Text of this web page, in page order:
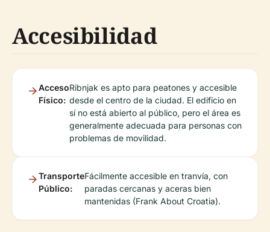
Accesibilidad
Acceso
Físico:
Ribnjak es apto para peatones y accesible
desde el centro de la ciudad. El edificio en
sí no está abierto al público, pero el área es
generalmente adecuada para personas con
problemas de movilidad.
Transporte
Público:
Fácilmente accesible en tranvía, con
paradas cercanas y aceras bien
mantenidas (Frank About Croatia).